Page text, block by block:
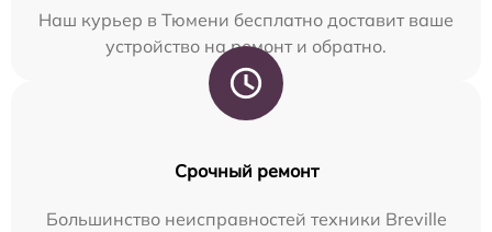
Наш курьер в Тюмени бесплатно доставит ваше
устройство на ремонт и обратно.
Срочный ремонт
Большинство неисправностей техники Breville